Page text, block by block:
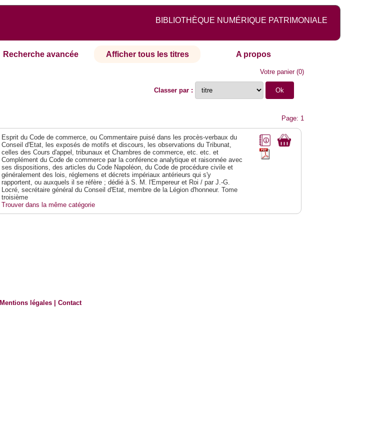
BIBLIOTHÈQUE NUMÉRIQUE PATRIMONIALE
Recherche avancée Afficher tous les titres A propos
Votre panier(0)
Classer par :
Page: 1
Esprit du Code de commerce, ou Commentaire puisé dans les procès-verbaux du
Conseil d'Etat, les exposés de motifs et discours, les observations du Tribunat,
celles des Cours d'appel, tribunaux et Chambres de commerce, etc. etc. et
Complément du Code de commerce par la conférence analytique et raisonnée avec
ses dispositions, des articles du Code Napoléon, du Code de procédure civile et
généralement des lois, réglemens et décrets impériaux antérieurs qui s'y
rapportent, ou auxquels il se réfère ; dédié à S. M. l'Empereur et Roi / par J.-G.
Locré, secrétaire général du Conseil d'Etat, membre de la Légion d'honneur. Tome
troisième
Trouver dans la même catégorie
Mentions légales |Contact